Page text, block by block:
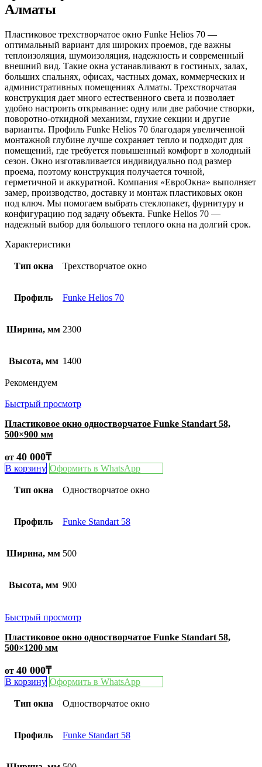
Алматы
Пластиковое трехстворчатое окно Funke Helios 70 —
оптимальный вариант для широких проемов, где важны
теплоизоляция, шумоизоляция, надежность и современный
внешний вид. Такие окна устанавливают в гостиных, залах,
больших спальнях, офисах, частных домах, коммерческих и
административных помещениях Алматы. Трехстворчатая
конструкция дает много естественного света и позволяет
удобно настроить открывание: одну или две рабочие створки,
поворотно-откидной механизм, глухие секции и другие
варианты. Профиль Funke Helios 70 благодаря увеличенной
монтажной глубине лучше сохраняет тепло и подходит для
помещений, где требуется повышенный комфорт в холодный
сезон. Окно изготавливается индивидуально под размер
проема, поэтому конструкция получается точной,
герметичной и аккуратной. Компания «ЕвроОкна» выполняет
замер, производство, доставку и монтаж пластиковых окон
под ключ. Мы помогаем выбрать стеклопакет, фурнитуру и
конфигурацию под задачу объекта. Funke Helios 70 —
надежный выбор для большого теплого окна на долгий срок.
Характеристики
Тип окна Трехстворчатое окно
Профиль Funke Helios 70
Ширина, мм 2300
Высота, мм 1400
Рекомендуем
Быстрый просмотр
Пластиковое окно одностворчатое Funke Standart 58,
500×900 мм
от 40 000₸
В корзину Оформить в WhatsApp
Тип окна Одностворчатое окно
Профиль Funke Standart 58
Ширина, мм 500
Высота, мм 900
Быстрый просмотр
Пластиковое окно одностворчатое Funke Standart 58,
500×1200 мм
от 40 000₸
В корзину Оформить в WhatsApp
Тип окна Одностворчатое окно
Профиль Funke Standart 58